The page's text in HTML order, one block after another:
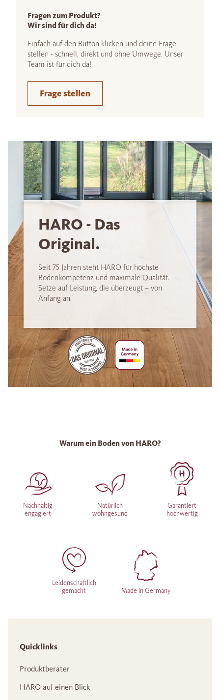
Fragen zum Produkt?
Wir sind für dich da!
Einfach auf den Button klicken und deine Frage
stellen - schnell, direkt und ohne Umwege. Unser
Team ist für dich da!
Frage stellen
HARO - Das
Original.
Seit 75 Jahren steht HARO für höchste
Bodenkompetenz und maximale Qualität.
Setze auf Leistung, die überzeugt – von
Anfang an.
Warum ein Boden von HARO?
Nachhaltig
engagiert
Natürlich
wohngesund
Garantiert
hochwertig
Leidenschaftlich
gemacht
Made in Germany
Quicklinks
Produktberater
HARO auf einen Blick